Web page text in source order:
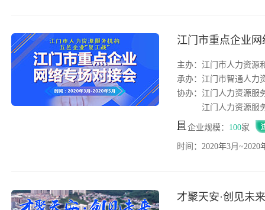
江门市重点企业
主办：江门市人力资源
承办：江门市智通人力
协办：江门人力资源服
江门人力资源服务
企业规模： 100家
时间：2020年3月~2020
才聚天安·创见未